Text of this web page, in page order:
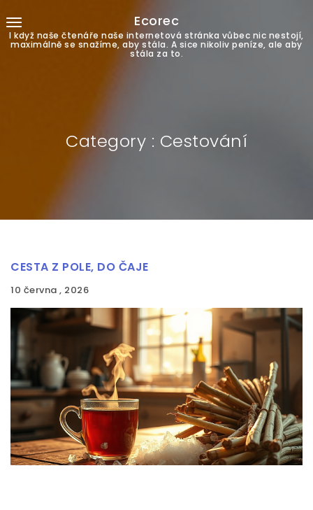
Ecorec
I když naše čtenáře naše internetová stránka vůbec nic nestojí,
maximálně se snažíme, aby stála. A sice nikoliv peníze, ale aby
stála za to.
Category : Cestování
CESTA Z POLE, DO ČAJE
10 června , 2026